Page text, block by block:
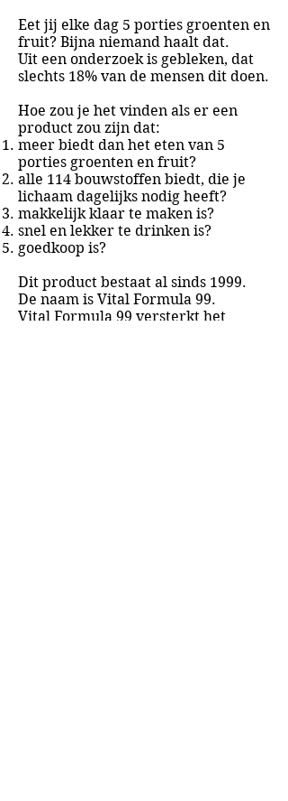
Eet jij elke dag 5 porties groenten en
fruit? Bijna niemand haalt dat.
Uit een onderzoek is gebleken, dat
slechts 18% van de mensen dit doen.
Hoe zou je het vinden als er een
product zou zijn dat:
meer biedt dan het eten van 5
porties groenten en fruit?
alle 114 bouwstoffen biedt, die je
lichaam dagelijks nodig heeft?
makkelijk klaar te maken is?
snel en lekker te drinken is?
goedkoop is?
Dit product bestaat al sinds 1999.
De naam is Vital Formula 99.
Vital Formula 99 versterkt het